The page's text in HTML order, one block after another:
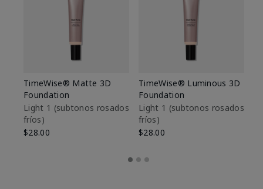
TimeWise® Matte 3D
Foundation
Light 1​ (subtonos rosados
fríos)
$28.00
TimeWise® Luminous 3D
Foundation
Light 1​ (subtonos rosados
fríos)
$28.00